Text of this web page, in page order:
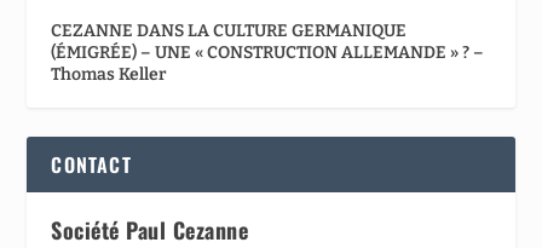
CEZANNE DANS LA CULTURE GERMANIQUE
(ÉMIGRÉE) – UNE « CONSTRUCTION ALLEMANDE » ? –
Thomas Keller
CONTACT
Société Paul Cezanne